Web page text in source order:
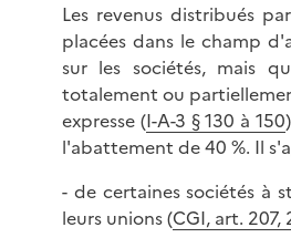
Les revenus distribués
placées dans le champ
sur les sociétés, mais
totalement ou
expresse (I-A-3 § 130 à 150
l'abattement de 40 %. Il
- de certaines sociétés à
leurs unions (CGI, art. 207,